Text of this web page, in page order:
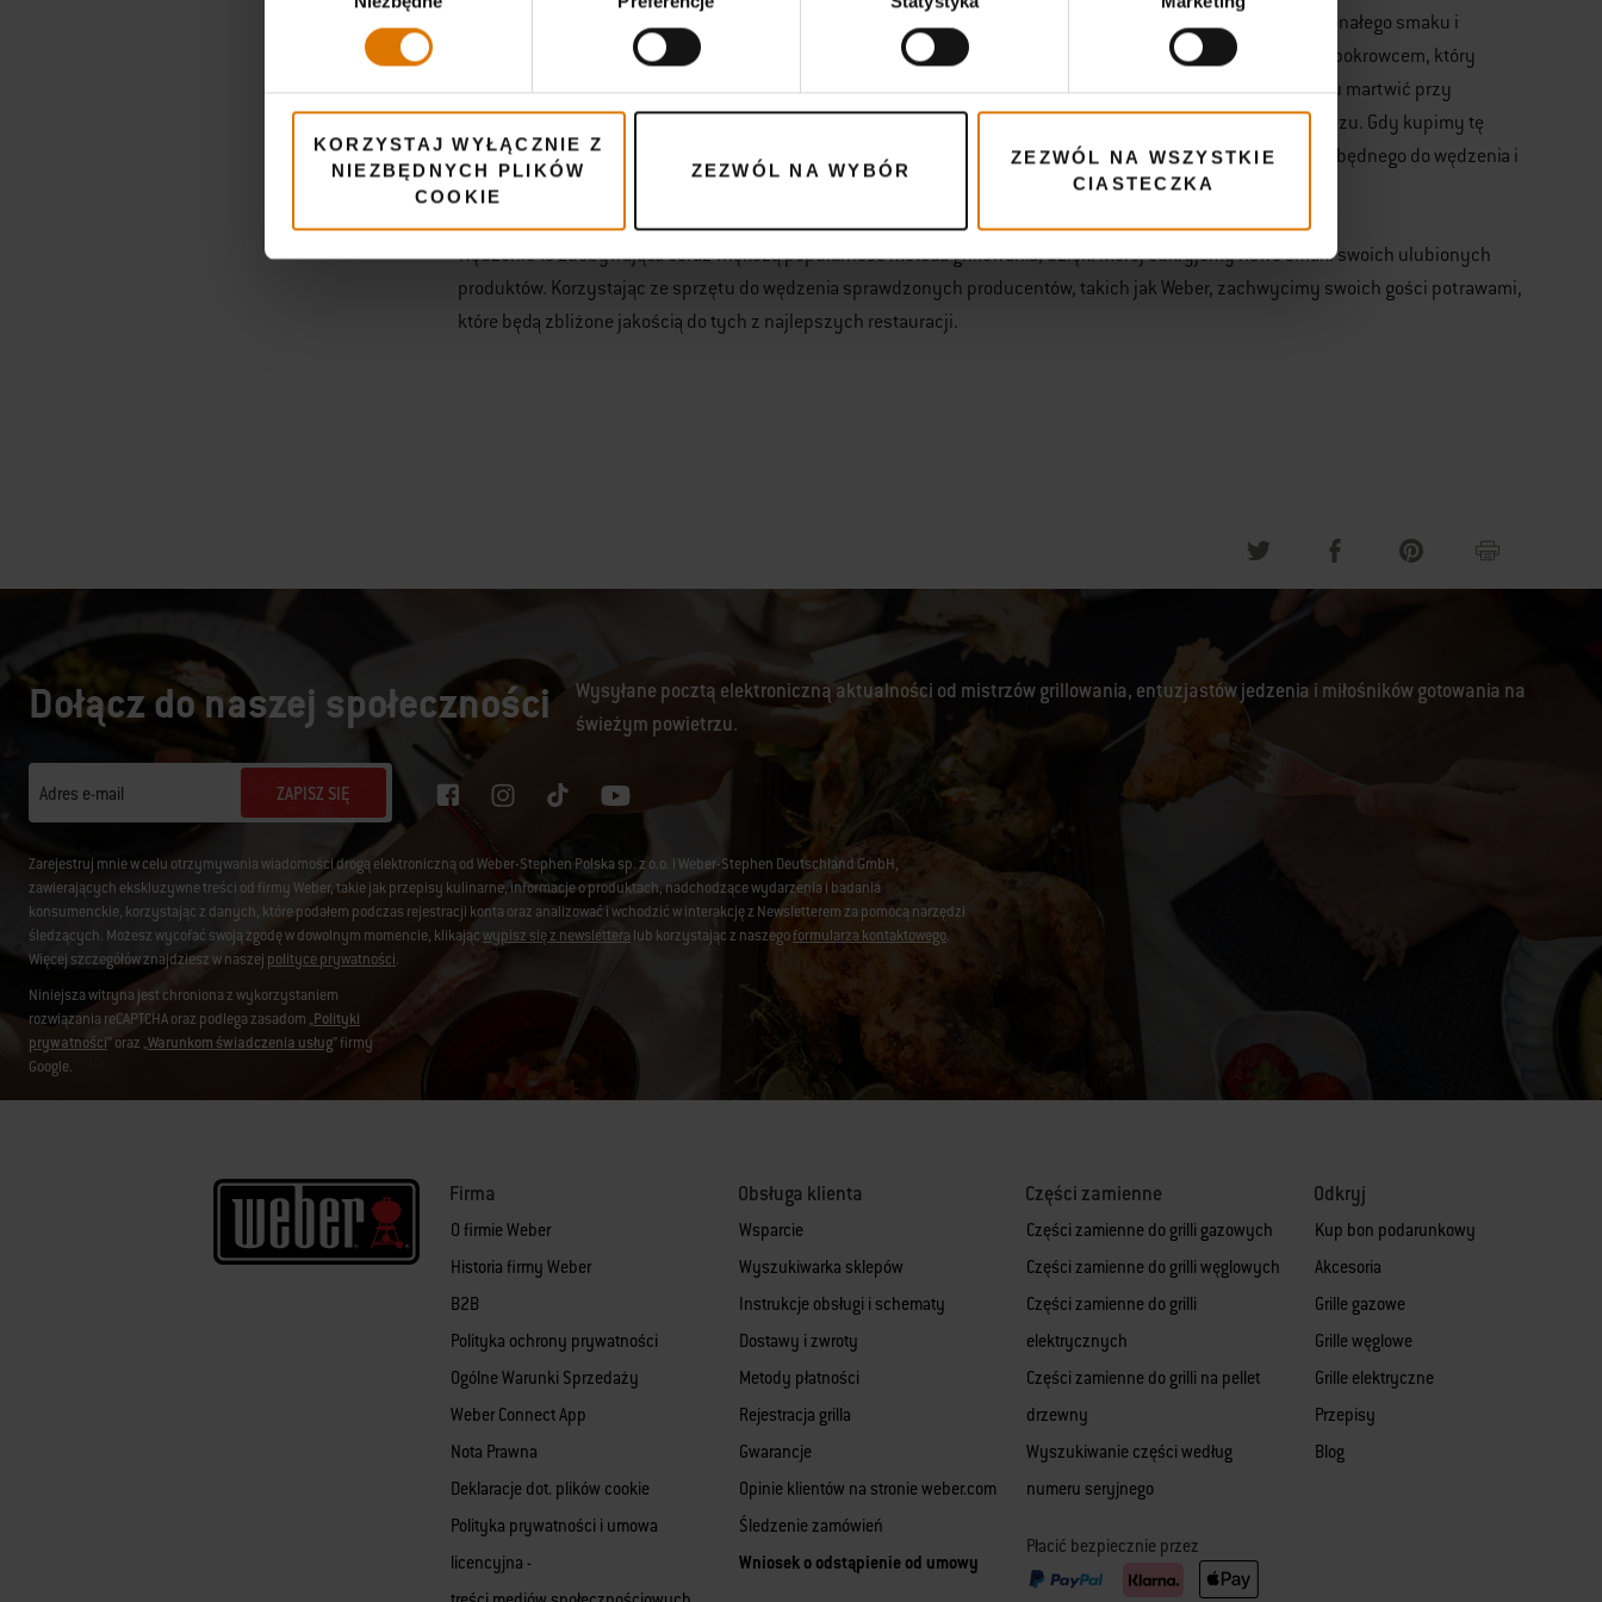
KORZYSTAJ WYŁĄCZNIE Z
NIEZBĘDNYCH PLIKÓW
COOKIE
ZEZWÓL NA WYBÓR
ZEZWÓL NA WSZYSTKIE
CIASTECZKA
Grill Smokey Mountain Cooker to sprzęt, który zasilany jest węglem drzewnym. Pozwala to na uzyskanie doskonałego smaku i
aromatu, takiego jak na prawdziwym ognisku. Wędzarka Smokey Mountain Cooker dostępna jest w zestawie z pokrowcem, który
doskonale ochroni ją przed działaniem negatywnych warunków atmosferycznych. Nie musimy się dzięki temu martwić przy
kilkugodzinnym wędzeniu, że cały nasz wysiłek pójdzie na marne, w związku z np. przelotnym opadem deszczu. Gdy kupimy tę
wędzarkę, otrzymamy także dodatkowo miarkę do brykietów. Pozwoli ona na dokładne odmierzenie opału niezbędnego do wędzenia i
wygodne umieszczenie go we wnętrzu wędzarki.
Wędzenie to zdobywająca coraz większą popularność metoda grillowania, dzięki której odkryjemy nowe smaki swoich ulubionych
produktów. Korzystając ze sprzętu do wędzenia sprawdzonych producentów, takich jak Weber, zachwycimy swoich gości potrawami,
które będą zbliżone jakością do tych z najlepszych restauracji.
Dołącz do naszej społeczności
Wysyłane pocztą elektroniczną aktualności od mistrzów grillowania, entuzjastów jedzenia i miłośników gotowania na
świeżym powietrzu.
Adres e-mail ZAPISZ SIĘ
Zarejestruj mnie w celu otrzymywania wiadomości drogą elektroniczną od Weber-Stephen Polska sp. z o.o. i Weber-Stephen Deutschland GmbH,
zawierających ekskluzywne treści od firmy Weber, takie jak przepisy kulinarne, informacje o produktach, nadchodzące wydarzenia i badania
konsumenckie, korzystając z danych, które podałem podczas rejestracji konta oraz analizować i wchodzić w interakcję z Newsletterem za pomocą narzędzi
śledzących. Możesz wycofać swoją zgodę w dowolnym momencie, klikającwypisz się z newslettera lub korzystając z naszegoformularza kontaktowego.
Więcej szczegółów znajdziesz w naszej polityce prywatności.
Niniejsza witryna jest chroniona z wykorzystaniem
rozwiązania reCAPTCHA oraz podlega zasadom „Polityki
prywatności” oraz „Warunkom świadczenia usług” firmy
Google.
Firma
O firmie Weber
Historia firmy Weber
B2B
Polityka ochrony prywatności
Ogólne Warunki Sprzedaży
Weber Connect App
Nota Prawna
Deklaracje dot. plików cookie
Polityka prywatności i umowa
licencyjna -
Obsługa klienta
Wsparcie
Wyszukiwarka sklepów
Instrukcje obsługi i schematy
Dostawy i zwroty
Metody płatności
Rejestracja grilla
Gwarancje
Opinie klientów na stronie weber.com
Śledzenie zamówień
Wniosek o odstąpienie od umowy
Części zamienne
Części zamienne do grilli gazowych
Części zamienne do grilli węglowych
Części zamienne do grilli
elektrycznych
Części zamienne do grilli na pellet
drzewny
Wyszukiwanie części według
numeru seryjnego
Płacić bezpiecznie przez
Odkryj
Kup bon podarunkowy
Akcesoria
Grille gazowe
Grille węglowe
Grille elektryczne
Przepisy
Blog